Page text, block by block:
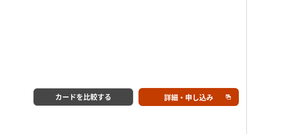
カードを比較する 詳細・申し込み